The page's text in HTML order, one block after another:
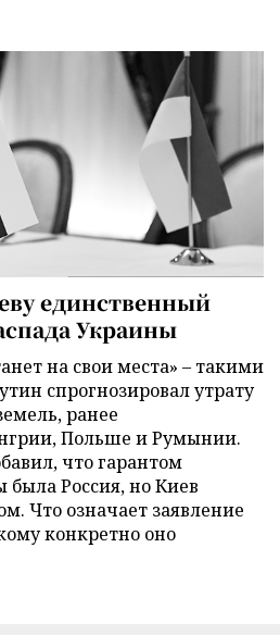
единственный
Украины
на свои места» – такими
спрогнозировал утрату
ранее
Польше и Румынии.
что гарантом
была Россия, но Киев
Что означает заявление
конкретно оно